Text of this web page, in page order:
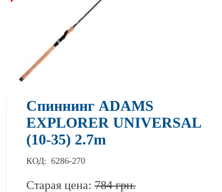
Спиннинг ADAMS
EXPLORER UNIVERSAL
(10-35) 2.7m
КОД: 6286-270
Старая цена: 784 грн.